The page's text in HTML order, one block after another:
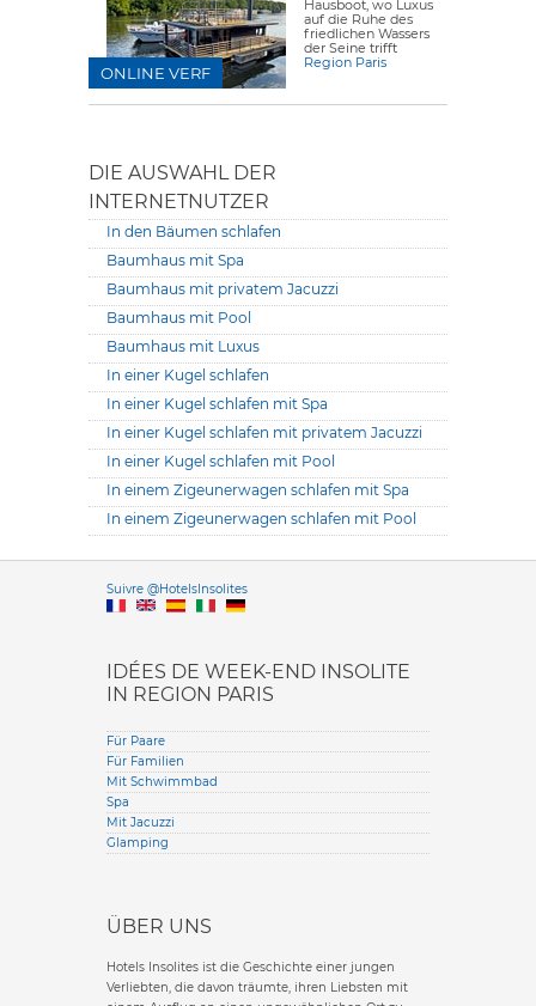
Hausboot, wo Luxus
auf die Ruhe des
friedlichen Wassers
der Seine trifft
Region Paris
ONLINE VERF
DIE AUSWAHL DER
INTERNETNUTZER
In den Bäumen schlafen
Baumhaus mit Spa
Baumhaus mit privatem Jacuzzi
Baumhaus mit Pool
Baumhaus mit Luxus
In einer Kugel schlafen
In einer Kugel schlafen mit Spa
In einer Kugel schlafen mit privatem Jacuzzi
In einer Kugel schlafen mit Pool
In einem Zigeunerwagen schlafen mit Spa
In einem Zigeunerwagen schlafen mit Pool
Suivre @HotelsInsolitesVersione
IDÉES DE WEEK-END INSOLITE
IN REGION PARIS
Für Paare
Für Familien
Mit Schwimmbad
Spa
Mit Jacuzzi
Glamping
ÜBER UNS
Hotels Insolites ist die Geschichte einer jungen
Verliebten, die davon träumte, ihren Liebsten mit